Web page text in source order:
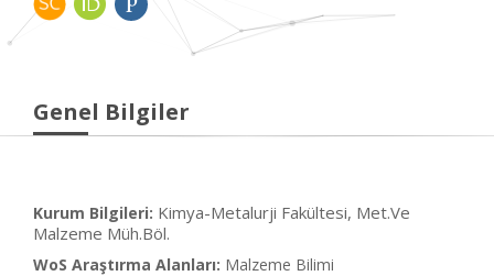
Genel Bilgiler
Kurum Bilgileri: Kimya-Metalurji Fakültesi, Met.Ve
Malzeme Müh.Böl.
WoS Araştırma Alanları: Malzeme Bilimi